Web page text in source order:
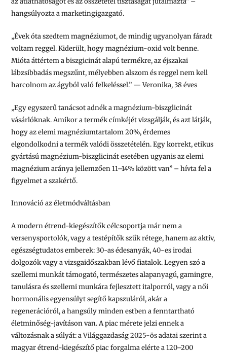
hangsúlyozta a marketingigazgató.
„Évek óta szedtem magnéziumot, de mindig ugyanolyan fáradt
voltam reggel. Kiderült, hogy magnézium-oxid volt benne.
Mióta áttértem a biszgicinát alapú termékre, az éjszakai
lábzsibbadás megszűnt, mélyebben alszom és reggel nem kell
harcolnom az ágyból való felkeléssel.” — Veronika, 38 éves
„Egy egyszerű tanácsot adnék a magnézium-biszglicinát
vásárlóknak. Amikor a termék címkéjét vizsgálják, és azt látják,
hogy az elemi magnéziumtartalom 20%, érdemes
elgondolkodni a termék valódi összetételén. Egy korrekt, etikus
gyártású magnézium-biszglicinát esetében ugyanis az elemi
magnézium aránya jellemzően 11–14% között van” – hívta fel a
figyelmet a szakértő.
Innováció az életmódváltásban
A modern étrend-kiegészítők célcsoportja már nem a
versenysportolók, vagy a testépítők szűk rétege, hanem az aktív,
egészségtudatos emberek: 30-as édesanyák, 40-es irodai
dolgozók vagy a vizsgaidőszakban lévő fiatalok. Legyen szó a
szellemi munkát támogató, természetes alapanyagú, gamingre,
tanulásra és szellemi munkára fejlesztett italporról, vagy a női
hormonális egyensúlyt segítő kapszuláról, akár a
regenerációról, a hangsúly minden estben a fenntartható
életminőség-javításon van. A piac mérete jelzi ennek a
változásnak a súlyát: a Világgazdaság 2025-ös adatai szerint a
magyar étrend-kiegészítő piac forgalma elérte a 120–200